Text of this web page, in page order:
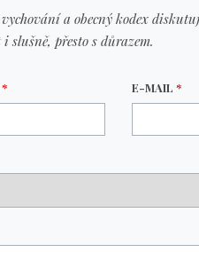
a obecný kodex
slušně, přesto s důrazem.
* E-MAIL*